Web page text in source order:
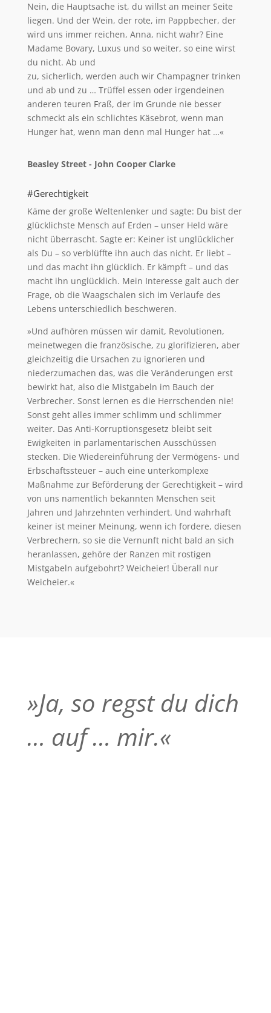
Nein, die Hauptsache ist, du willst an meiner Seite
liegen. Und der Wein, der rote, im Pappbecher, der
wird uns immer reichen, Anna, nicht wahr? Eine
Madame Bovary, Luxus und so weiter, so eine wirst
du nicht. Ab und
zu, sicherlich, werden auch wir Champagner trinken
und ab und zu … Trüffel essen oder irgendeinen
anderen teuren Fraß, der im Grunde nie besser
schmeckt als ein schlichtes Käsebrot, wenn man
Hunger hat, wenn man denn mal Hunger hat …«
Beasley Street - John Cooper Clarke
#Gerechtigkeit
Käme der große Weltenlenker und sagte: Du bist der
glücklichste Mensch auf Erden – unser Held wäre
nicht überrascht. Sagte er: Keiner ist unglücklicher
als Du – so verblüffte ihn auch das nicht. Er liebt –
und das macht ihn glücklich. Er kämpft – und das
macht ihn unglücklich. Mein Interesse galt auch der
Frage, ob die Waagschalen sich im Verlaufe des
Lebens unterschiedlich beschweren.
»Und aufhören müssen wir damit, Revolutionen,
meinetwegen die französische, zu glorifizieren, aber
gleichzeitig die Ursachen zu ignorieren und
niederzumachen das, was die Veränderungen erst
bewirkt hat, also die Mistgabeln im Bauch der
Verbrecher. Sonst lernen es die Herrschenden nie!
Sonst geht alles immer schlimm und schlimmer
weiter. Das Anti-Korruptionsgesetz bleibt seit
Ewigkeiten in parlamentarischen Ausschüssen
stecken. Die Wiedereinführung der Vermögens- und
Erbschaftssteuer – auch eine unterkomplexe
Maßnahme zur Beförderung der Gerechtigkeit – wird
von uns namentlich bekannten Menschen seit
Jahren und Jahrzehnten verhindert. Und wahrhaft
keiner ist meiner Meinung, wenn ich fordere, diesen
Verbrechern, so sie die Vernunft nicht bald an sich
heranlassen, gehöre der Ranzen mit rostigen
Mistgabeln aufgebohrt? Weicheier! Überall nur
Weicheier.«
»Ja, so regst du dich
… auf … mir.«